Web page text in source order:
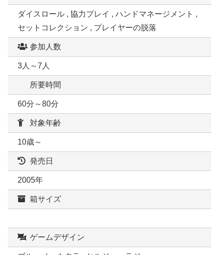
ダイスロール , 協力プレイ , ハンドマネージメント ,
セットコレクション , プレイヤーの脱落
参加人数
3人～7人
所要時間
60分～80分
対象年齢
10歳～
発売日
2005年
箱サイズ
ゲームデザイン